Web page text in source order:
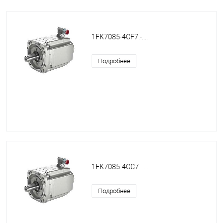
1FK7085-4CF7.-....
Подробнее
1FK7085-4CC7.-....
Подробнее